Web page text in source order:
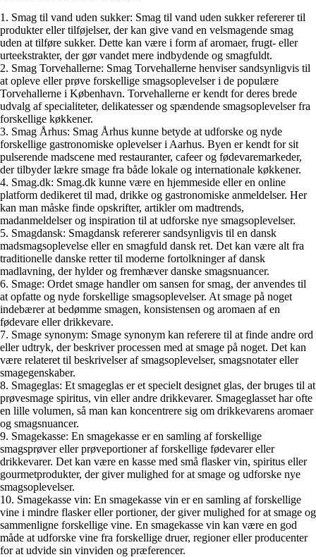
1. Smag til vand uden sukker: Smag til vand uden sukker refererer til
produkter eller tilføjelser, der kan give vand en velsmagende smag
uden at tilføre sukker. Dette kan være i form af aromaer, frugt- eller
urteekstrakter, der gør vandet mere indbydende og smagfuldt.
2. Smag Torvehallerne: Smag Torvehallerne henviser sandsynligvis til
at opleve eller prøve forskellige smagsoplevelser i de populære
Torvehallerne i København. Torvehallerne er kendt for deres brede
udvalg af specialiteter, delikatesser og spændende smagsoplevelser fra
forskellige køkkener.
3. Smag Århus: Smag Århus kunne betyde at udforske og nyde
forskellige gastronomiske oplevelser i Aarhus. Byen er kendt for sit
pulserende madscene med restauranter, cafeer og fødevaremarkeder,
der tilbyder lækre smage fra både lokale og internationale køkkener.
4. Smag.dk: Smag.dk kunne være en hjemmeside eller en online
platform dedikeret til mad, drikke og gastronomiske anmeldelser. Her
kan man måske finde opskrifter, artikler om madtrends,
madanmeldelser og inspiration til at udforske nye smagsoplevelser.
5. Smagdansk: Smagdansk refererer sandsynligvis til en dansk
madsmagsoplevelse eller en smagfuld dansk ret. Det kan være alt fra
traditionelle danske retter til moderne fortolkninger af dansk
madlavning, der hylder og fremhæver danske smagsnuancer.
6. Smage: Ordet smage handler om sansen for smag, der anvendes til
at opfatte og nyde forskellige smagsoplevelser. At smage på noget
indebærer at bedømme smagen, konsistensen og aromaen af en
fødevare eller drikkevare.
7. Smage synonym: Smage synonym kan referere til at finde andre ord
eller udtryk, der beskriver processen med at smage på noget. Det kan
være relateret til beskrivelser af smagsoplevelser, smagsnotater eller
smagegenskaber.
8. Smageglas: Et smageglas er et specielt designet glas, der bruges til at
prøvesmage spiritus, vin eller andre drikkevarer. Smageglasset har ofte
en lille volumen, så man kan koncentrere sig om drikkevarens aromaer
og smagsnuancer.
9. Smagekasse: En smagekasse er en samling af forskellige
smagsprøver eller prøveportioner af forskellige fødevarer eller
drikkevarer. Det kan være en kasse med små flasker vin, spiritus eller
gourmetprodukter, der giver mulighed for at smage og udforske nye
smagsoplevelser.
10. Smagekasse vin: En smagekasse vin er en samling af forskellige
vine i mindre flasker eller portioner, der giver mulighed for at smage og
sammenligne forskellige vine. En smagekasse vin kan være en god
måde at udforske vine fra forskellige druer, regioner eller producenter
for at udvide sin vinviden og præferencer.